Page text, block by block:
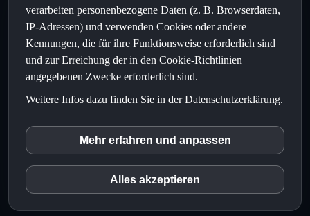
Navigation:
Kurse
Blog
LOGIN
© 2023 geoventures |
Home|Impressum|Datenschutz
verarbeiten personenbezogene Daten (z. B. Browserdaten,
IP-Adressen) und verwenden Cookies oder andere
Kennungen, die für ihre Funktionsweise erforderlich sind
und zur Erreichung der in den Cookie-Richtlinien
angegebenen Zwecke erforderlich sind.
Weitere Infos dazu finden Sie in der Datenschutzerklärung.
inCMS
Matomo (Piwik)
Mehr erfahren und anpassen
Alles akzeptieren